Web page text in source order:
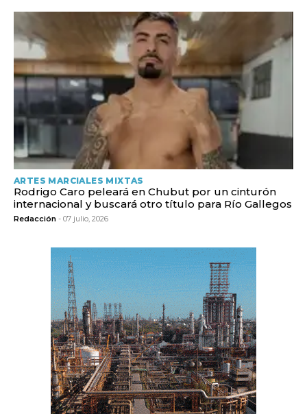
ARTES MARCIALES MIXTAS
Rodrigo Caro peleará en Chubut por un cinturón
internacional y buscará otro título para Río Gallegos
Redacción - 07 julio, 2026